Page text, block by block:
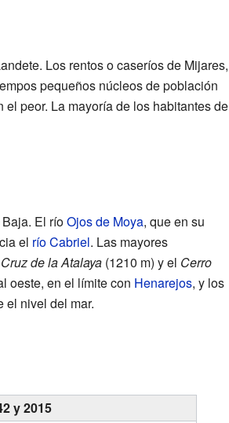
Los rentos o caseríos de Mijares,
pequeños núcleos de población
peor. La mayoría de los habitantes de
El ríoOjos de Moya, que en su
el río Cabriel. Las mayores
Cruz de la Atalaya(1210 m) y el Cerro
oeste, en el límite con Henarejos, y los
el nivel del mar.
y 2015